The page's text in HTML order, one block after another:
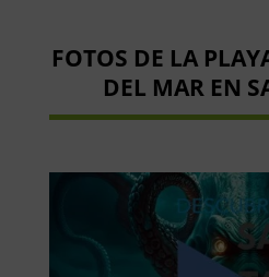
FOTOS DE LA
DEL MAR EN